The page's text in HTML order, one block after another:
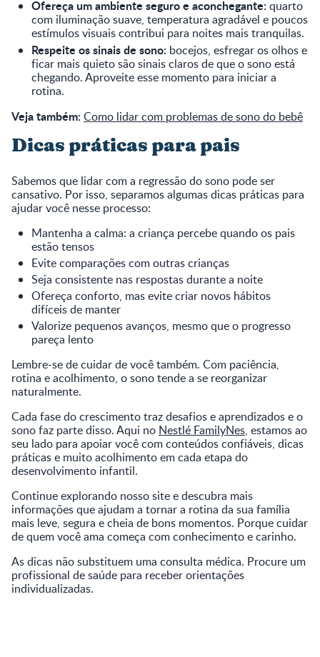
Ofereça um ambiente seguro e aconchegante:quarto
com iluminação suave, temperatura agradável e poucos
estímulos visuais contribui para noites mais tranquilas.
Respeite os sinais de sono: bocejos, esfregar os olhos e
ficar mais quieto são sinais claros de que o sono está
chegando. Aproveite esse momento para iniciar a
rotina.
Veja também:Como lidar com problemas de sono do bebê
Dicas práticas para pais
Sabemos que lidar com a regressão do sono pode ser
cansativo. Por isso, separamos algumas dicas práticas para
ajudar você nesse processo:
Mantenha a calma: a criança percebe quando os pais
estão tensos
Evite comparações com outras crianças
Seja consistente nas respostas durante a noite
Ofereça conforto, mas evite criar novos hábitos
difíceis de manter
Valorize pequenos avanços, mesmo que o progresso
pareça lento
Lembre-se de cuidar de você também. Com paciência,
rotina e acolhimento, o sono tende a se reorganizar
naturalmente.
Cada fase do crescimento traz desafios e aprendizados e o
sono faz parte disso. Aqui no Nestlé FamilyNes, estamos ao
seu lado para apoiar você com conteúdos confiáveis, dicas
práticas e muito acolhimento em cada etapa do
desenvolvimento infantil.
Continue explorando nosso site e descubra mais
informações que ajudam a tornar a rotina da sua família
mais leve, segura e cheia de bons momentos. Porque cuidar
de quem você ama começa com conhecimento e carinho.
As dicas não substituem uma consulta médica. Procure um
profissional de saúde para receber orientações
individualizadas.